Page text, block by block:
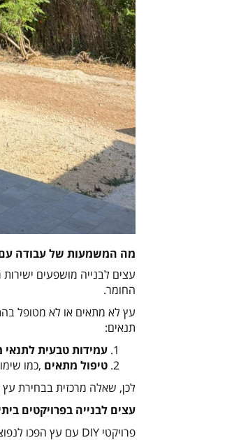
מה המשמעות של עבודה
עצים לבנייה מושפעים
החומר.
עץ לא מתאים או לא מטופל
תנאים:
עמידות טבעית לתנאי
טיפול מתאים ,כמו
לכן, שאלה מרכזית בבחירת עץ
עצים לבנייה בפרויקטים
פרויקטי DIY עם עץ הפכו